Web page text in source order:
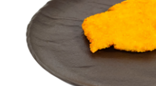
Șnițel Pane